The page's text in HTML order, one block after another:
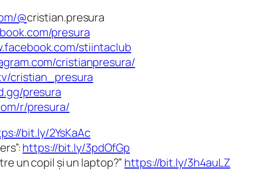
@cristian.presura
presura
stiintaclub
cristianpresura/
cristian_presura
presura
r/presura/
bit.ly/2YsKaAc
https://bit.ly/3pdOfGp
un copil și un laptop?” https://bit.ly/3h4auLZ